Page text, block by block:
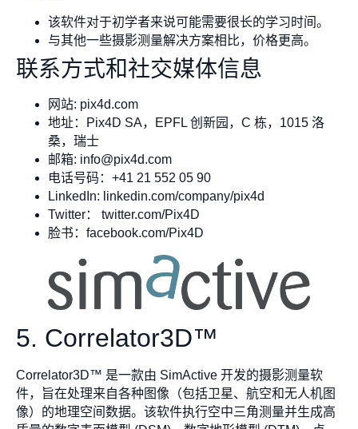
该软件对于初学者来说可能需要很长的学习时间。
与其他一些摄影测量解决方案相比，价格更高。
联系方式和社交媒体信息
网站: pix4d.com
地址：Pix4D SA，EPFL 创新园，C 栋，1015 洛
桑，瑞士
邮箱: info@pix4d.com
电话号码：+41 21 552 05 90
LinkedIn: linkedin.com/company/pix4d
Twitter： twitter.com/Pix4D
脸书：facebook.com/Pix4D
5. Correlator3D™
Correlator3D™ 是一款由 SimActive 开发的摄影测量软
件，旨在处理来自各种图像（包括卫星、航空和无人机图
像）的地理空间数据。该软件执行空中三角测量并生成高